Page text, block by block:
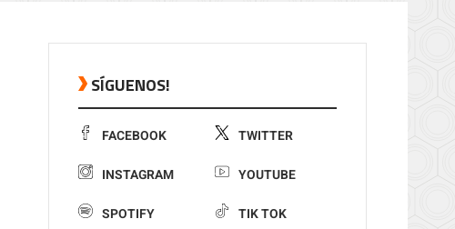
SÍGUENOS!
FACEBOOK TWITTER
INSTAGRAM YOUTUBE
SPOTIFY TIK TOK